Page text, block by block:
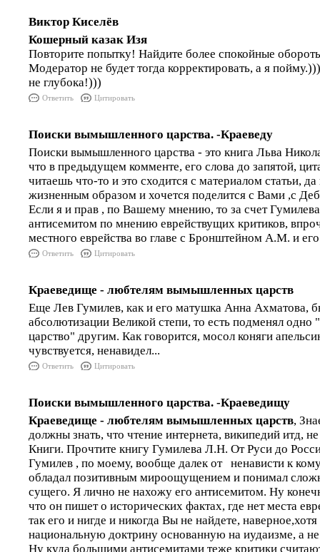
Виктор Киселёв
Кошерный казак Изя
Повторите попытку! Найдите более спокойные
Модератор не будет тогда корректировать, а я
не глубока!)))
Ответить Цитировать
Поиски вымышленного царства. -Краеведу
Поиски вымышленного царства - это книга Льва
что в предыдущем комменте, его слова до запятой,
читаешь что-то и это сходится с материалом статьи,
жизненным образом и хочется поделится с Вами ,с
Если я и прав , по Вашему мнению, то за счет
антисемитом по мнению еврействущих критиков,
местного еврейства во главе с Бронштейном А.М. и
Ответить Цитировать
Краеведище - любтелям вымышленных царств
Еще Лев Гумилев, как и его матушка Анна Ахматова,
абсолютизации Великой степи, то есть подменял
царство" другим. Как говорится, мосол коняги
чувствуется, ненавидел...
Ответить Цитировать
Поиски вымышленного царства. -Краеведищу
Краеведище - любтелям вымышленных царств,
должны знать, что чтение интернета, википедий итд,
Книги. Прочтите книгу Гумилева Л.Н. От Руси до
Гумилев , по моему, вообще далек от ненависти к
обладал позитивным мироощущением и понимал
сущего. Я лично не нахожу его антисемитом. Ну
что он пишет о исторических фактах, где нет места
так его и нигде и никогда Вы не найдете,
национальную доктрину основанную на иудаизме, а
Ну куда большими антисемитами теже критики